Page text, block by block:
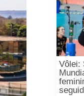
Vôlei: